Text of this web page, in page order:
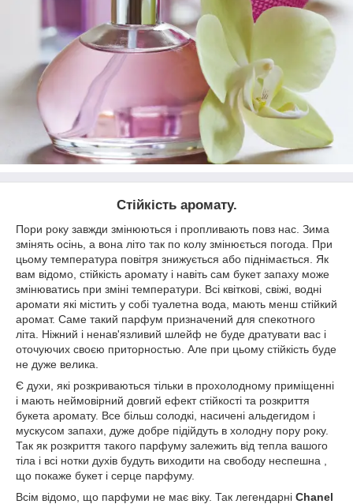
Стійкість аромату.
Пори року завжди змінюються і пропливають повз нас. Зима
змінять осінь, а вона літо так по колу змінюється погода. При
цьому температура повітря знижується або піднімається. Як
вам відомо, стійкість аромату і навіть сам букет запаху може
змінюватись при зміні температури. Всі квіткові, свіжі, водні
аромати які містить у собі туалетна вода, мають менш стійкий
аромат. Саме такий парфум призначений для спекотного
літа. Ніжний і ненав'язливий шлейф не буде дратувати вас і
оточуючих своєю приторностью. Але при цьому стійкість буде
не дуже велика.
Є духи, які розкриваються тільки в прохолодному приміщенні
і мають неймовірний довгий ефект стійкості та розкриття
букета аромату. Все більш солодкі, насичені альдегидом і
мускусом запахи, дуже добре підійдуть в холодну пору року.
Так як розкриття такого парфуму залежить від тепла вашого
тіла і всі нотки духів будуть виходити на свободу неспешна ,
що покаже букет і серце парфуму.
Всім відомо, що парфуми не має віку. Так легендарні Chanel